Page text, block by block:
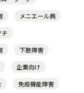
メニエール病
チ
下肢障害
企業向け
免疫機能障害